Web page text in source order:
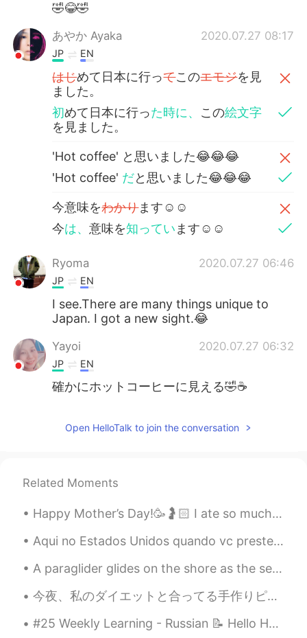
🤣😂🤣
あやか Ayaka 2020.07.27 08:17
JP EN
はじめて日本に行ってこのエモジを見
ました。
初めて日本に行った時に、 この絵文字
を見ました。
'Hot coffee' と思いました😂😂😂
'Hot coffee' だと思いました😂😂😂
今意味をわかります☺☺
今は、意味を知ってい ます☺☺
Ryoma 2020.07.27 06:46
JP EN
I see.There are many things unique to
Japan. I got a new sight.😂
Yayoi 2020.07.27 06:32
JP EN
確かにホットコーヒーに見える🤣☕️
Open HelloTalk to join the conversation
Related Moments
Happy Mother’s Day!🥳🤰🏻 I ate so much grilled 🥩 + 🍗 that I’ll probably be on a vegetarian diet f...
Aqui no Estados Unidos quando vc prestes a dormir falamos “dorme bem não deixa as percevejos mord...
A paraglider glides on the shore as the setting sun sets while a photographer takes in the scene....
今夜、私のダイエットと合ってる手作りピザを作った Tonight I made homemade pizza that suits my diet. このピザの中に何も小麦粉が入れてない In...
#25 Weekly Learning - Russian 📝 Hello HT friends 😄, Welcome to my weekly learning of 🇰🇷🇯🇵🇷🇺 ❓Qu...